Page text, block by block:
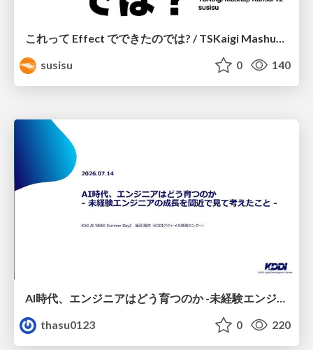
susisu
0 140
AI時代、エンジニアはどう育つのか -未経験エンジニアの成長を間近で見て考えたこと-
thasu0123
0 220